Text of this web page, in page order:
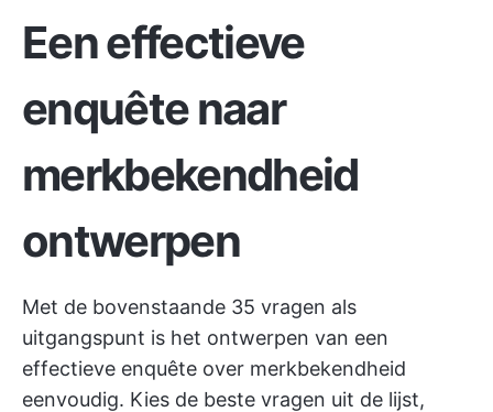
Een effectieve
enquête naar
merkbekendheid
ontwerpen
Met de bovenstaande 35 vragen als
uitgangspunt is het ontwerpen van een
effectieve enquête over merkbekendheid
eenvoudig. Kies de beste vragen uit de lijst,